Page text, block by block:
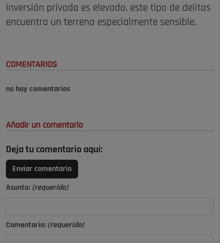
inversión privada es elevado, este tipo de delitos
encuentra un terreno especialmente sensible.
COMENTARIOS
no hay comentarios
Añadir un comentario
Deja tu comentario aquí:
Enviar comentario
Asunto: (requerido)
Comentario: (requerido)